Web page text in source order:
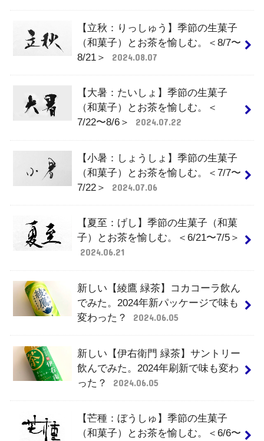
【立秋：りっしゅう】季節の生菓子
（和菓子）とお茶を愉しむ。＜8/7〜
8/21＞
2024.08.07
【大暑：たいしょ】季節の生菓子
（和菓子）とお茶を愉しむ。＜
7/22〜8/6＞
2024.07.22
【小暑：しょうしょ】季節の生菓子
（和菓子）とお茶を愉しむ。＜7/7〜
7/22＞
2024.07.06
【夏至：げし】季節の生菓子（和菓
子）とお茶を愉しむ。＜6/21〜7/5＞
2024.06.21
新しい【綾鷹 緑茶】コカコーラ飲ん
でみた。2024年新パッケージで味も
変わった？
2024.06.05
新しい【伊右衛門 緑茶】サントリー
飲んでみた。2024年刷新で味も変わ
った？
2024.06.05
【芒種：ぼうしゅ】季節の生菓子
（和菓子）とお茶を愉しむ。＜6/6〜